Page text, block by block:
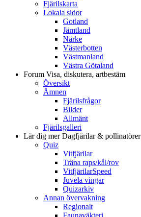
Fjärilskarta
Lokala sidor
Gotland
Jämtland
Närke
Västerbotten
Västmanland
Västra Götaland
Forum Visa, diskutera, artbestäm
Översikt
Ämnen
Fjärilsfrågor
Bilder
Allmänt
Fjärilsgalleri
Lär dig merDagfjärilar & pollinatörer
Quiz
Vitfjärilar
Träna raps/kål/rov
VitfjärilarSpeed
Juvela vingar
Quizarkiv
Annan övervakning
Regionalt
Faunaväkteri